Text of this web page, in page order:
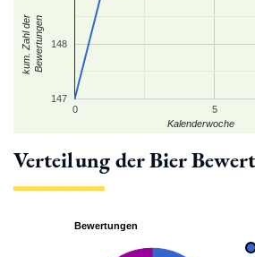
0 5
147
148
Kalenderwoche
kum. Zahl derBewertungen
Verteilung der Bier
Bewertungen